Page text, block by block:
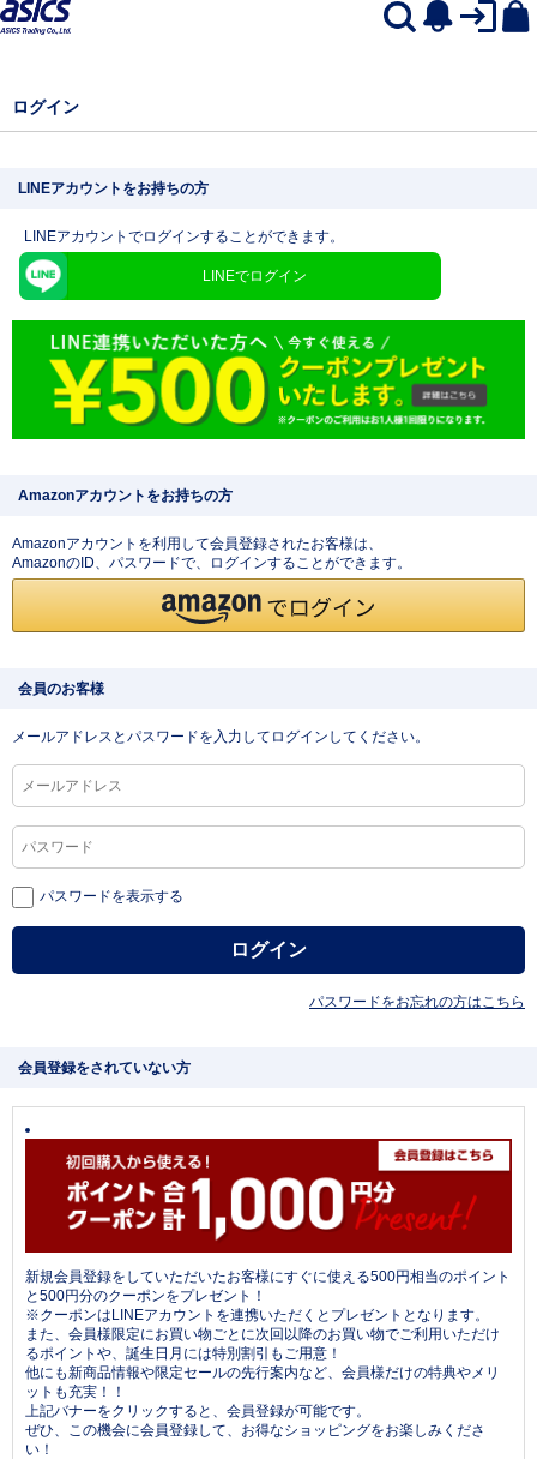
ログイン
LINEアカウントをお持ちの方
LINEアカウントでログインすることができます。
LINEでログイン
Amazonアカウントをお持ちの方
Amazonアカウントを利用して会員登録されたお客様は、
AmazonのID、パスワードで、ログインすることができます。
会員のお客様
メールアドレスとパスワードを入力してログインしてください。
パスワードを表示する
パスワードをお忘れの方はこちら
会員登録をされていない方
新規会員登録をしていただいたお客様にすぐに使える500円相当のポイント
と500円分のクーポンをプレゼント！
※クーポンはLINEアカウントを連携いただくとプレゼントとなります。
また、会員様限定にお買い物ごとに次回以降のお買い物でご利用いただけ
るポイントや、誕生日月には特別割引もご用意！
他にも新商品情報や限定セールの先行案内など、会員様だけの特典やメリ
ットも充実！！
上記バナーをクリックすると、会員登録が可能です。
ぜひ、この機会に会員登録して、お得なショッピングをお楽しみくださ
い！